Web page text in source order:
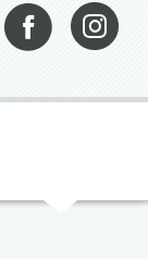
Facebook